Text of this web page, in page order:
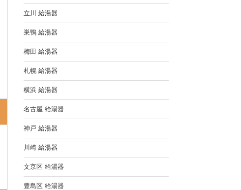
立川 給湯器
巣鴨 給湯器
梅田 給湯器
札幌 給湯器
横浜 給湯器
名古屋 給湯器
神戸 給湯器
川崎 給湯器
文京区 給湯器
豊島区 給湯器